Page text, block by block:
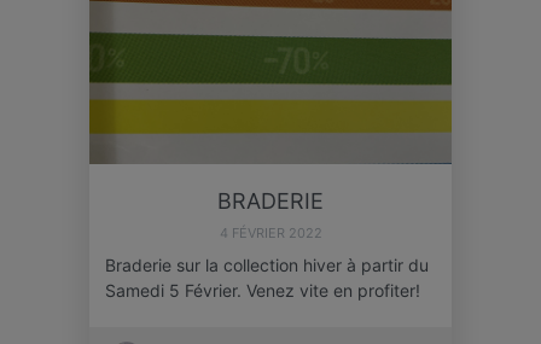
BRADERIE
4 FÉVRIER 2022
Braderie sur la collection hiver à partir du
Samedi 5 Février. Venez vite en profiter!